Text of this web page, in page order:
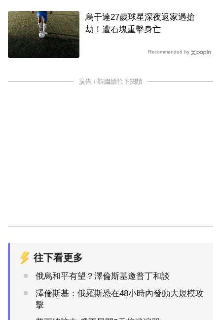
烏干達27歲球星深夜返家遇搶
劫！遭石塊重擊身亡
Recommended by
廣告 / 請繼續往下閱讀
往下看更多
俄烏和平有望？澤倫斯基邀普丁和談
澤倫斯基：俄羅斯恐在48小時內發動大規模攻
擊